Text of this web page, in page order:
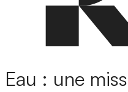
Eau : une